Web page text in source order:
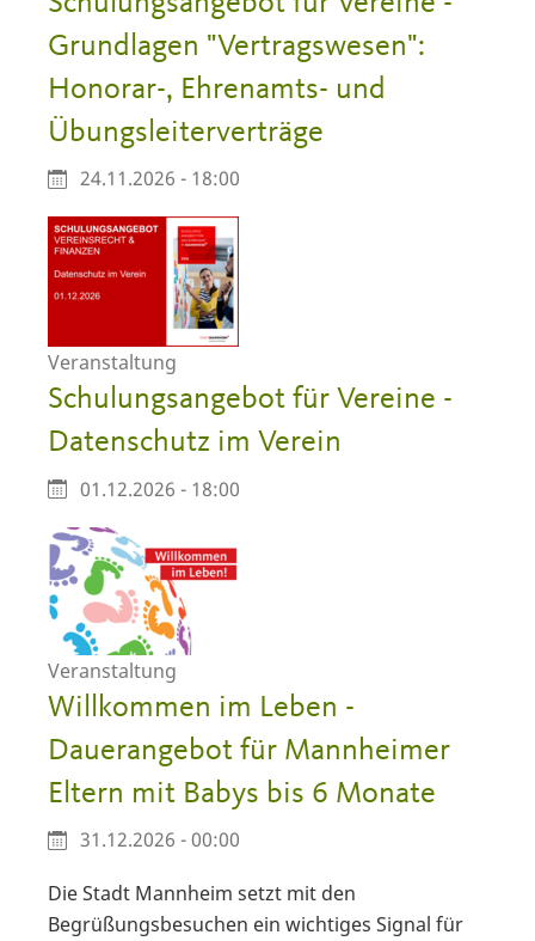
Grundlagen "Vertragswesen":
Honorar-, Ehrenamts- und
Übungsleiterverträge
24.11.2026 - 18:00
Veranstaltung
Schulungsangebot für Vereine -
Datenschutz im Verein
01.12.2026 - 18:00
Veranstaltung
Willkommen im Leben -
Dauerangebot für Mannheimer
Eltern mit Babys bis 6 Monate
31.12.2026 - 00:00
Die Stadt Mannheim setzt mit den
Begrüßungsbesuchen ein wichtiges Signal für